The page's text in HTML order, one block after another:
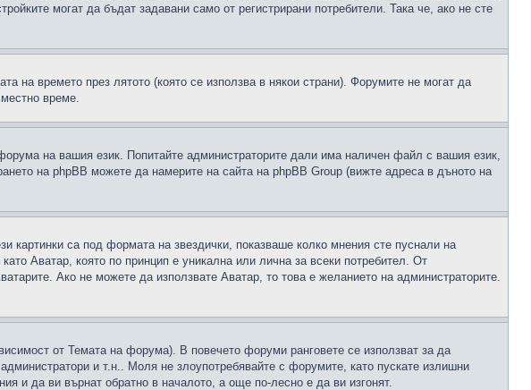
могат да бъдат задавани само от регистрирани потребители. Така че, ако не сте
на времето през лятото (която се използва в някои страни). Форумите не могат да
време.
на вашия език. Попитайте администраторите дали има наличен файл с вашия език,
на phpBB можете да намерите на сайта на phpBB Group (вижте адреса в дъното на
картинки са под формата на звездички, показваше колко мнения сте пуснали на
Аватар, която по принцип е уникална или лична за всеки потребител. От
Ако не можете да използвате Аватар, то това е желанието на администраторите.
от Темата на форума). В повечето форуми ранговете се използват за да
и т.н.. Моля не злоупотребявайте с форумите, като пускате излишни
и да ви върнат обратно в началото, а още по-лесно е да ви изгонят.